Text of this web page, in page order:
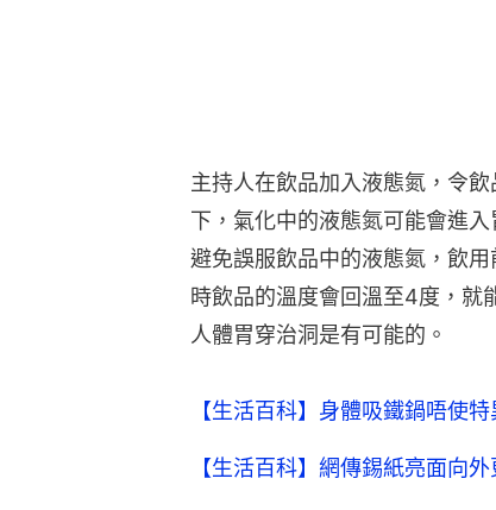
主持人在飲品加入液態氮，令
下，氣化中的液態氮可能會進
避免誤服飲品中的液態氮，飲
時飲品的溫度會回溫至4度，就
人體胃穿治洞是有可能的。
【生活百科】身體吸鐵鍋唔使
【生活百科】網傳錫紙亮面向